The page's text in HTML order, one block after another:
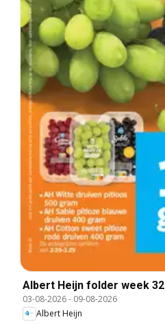
Albert Heijn folder week 32
03-08-2026- 09-08-2026
Albert Heijn